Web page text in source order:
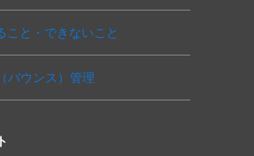
こと・できないこと
バウンス）管理